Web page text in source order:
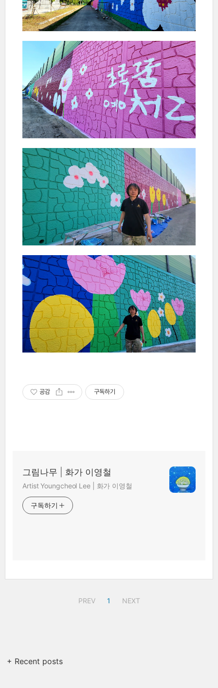
공감 구독하기
그림나무 | 화가 이영철
Artist Youngcheol Lee | 화가 이영철
구독하기
PREV 1 NEXT
+ Recent posts